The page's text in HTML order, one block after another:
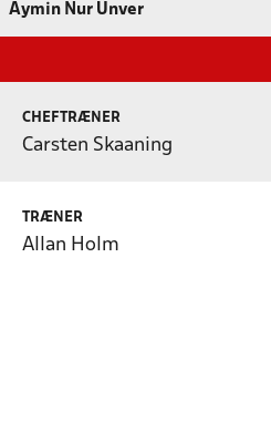
Aymin Nur Ünver
CHEFTRÆNER
Carsten Skaaning
TRÆNER
Allan Holm